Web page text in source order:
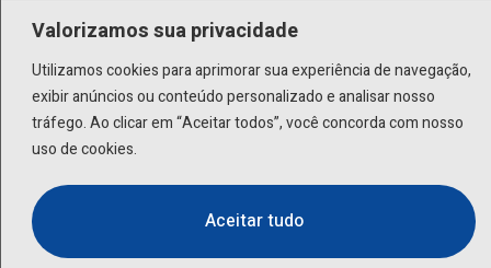
Valorizamos sua privacidade
Utilizamos cookies para aprimorar sua experiência de navegação,
exibir anúncios ou conteúdo personalizado e analisar nosso
tráfego. Ao clicar em “Aceitar todos”, você concorda com nosso
uso de cookies.
Aceitar tudo
lactea@lactea.com.br
Social